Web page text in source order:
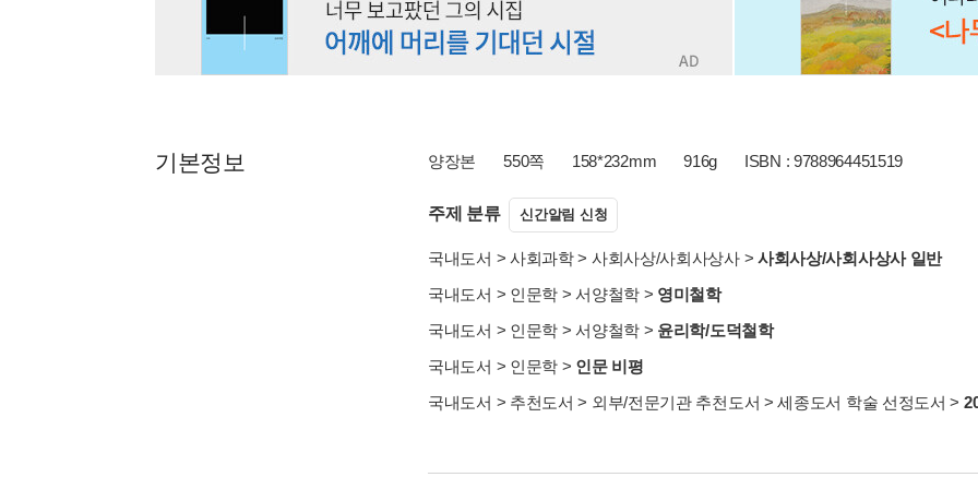
기본정보 양장본 550쪽 158*232mm 916g ISBN : 9788964451519
주제 분류 신간알림 신청
국내도서 > 사회과학> 사회사상/사회사상사> 사회사상/사회사상사 일반
국내도서 > 인문학 >서양철학> 영미철학
국내도서 > 인문학 >서양철학> 윤리학/도덕철학
국내도서 > 인문학 > 인문 비평
국내도서 > 추천도서 > 외부/전문기관 추천도서 >세종도서 학술 선정도서 >